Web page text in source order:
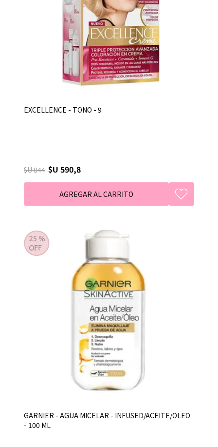
EXCELLENCE - TONO - 9
$U 844 $U 590,8
GARNIER - AGUA MICELAR - INFUSED/ACEITE/OLEO
- 100 ML